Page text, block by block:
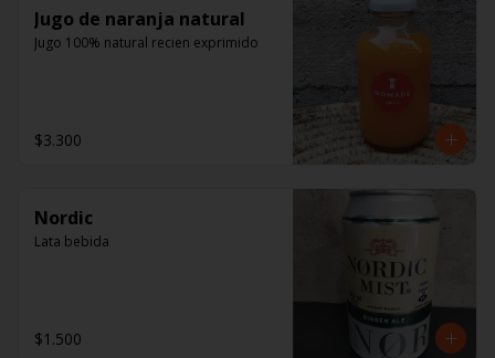
Jugo de naranja natural
Jugo 100% natural recien exprimido
$3.300
Nordic
Lata bebida
$1.500